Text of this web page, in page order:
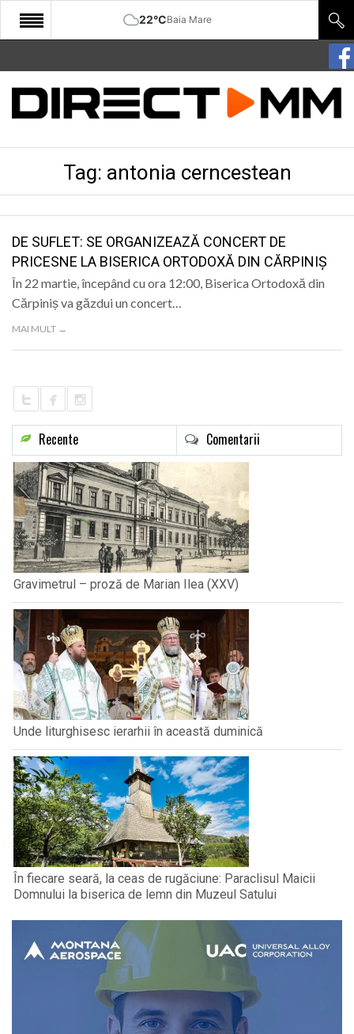
22°CBaia Mare
START
COMUNITATE
CULTURA
SANATATE
SPORT
SPECIAL
POLITIC
Tag: antonia cerncestean
DE SUFLET: SE ORGANIZEAZĂ CONCERT DE
PRICESNE LA BISERICA ORTODOXĂ DIN CĂRPINIȘ
În 22 martie, începând cu ora 12:00, Biserica Ortodoxă din
Cărpiniș va găzdui un concert…
MAI MULT →
Recente Comentarii
Gravimetrul – proză de Marian Ilea (XXV)
Unde liturghisesc ierarhii în această duminică
În fiecare seară, la ceas de rugăciune: Paraclisul Maicii
Domnului la biserica de lemn din Muzeul Satului